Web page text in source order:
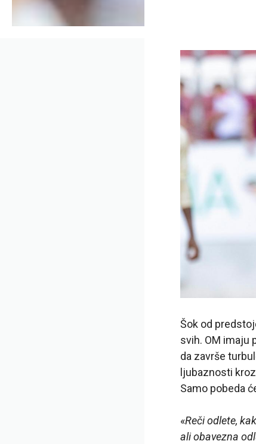
Šok od
svih. OM imaju
da završe
ljubaznosti
Samo pobeda
«Reči odlete,
ali obavezna